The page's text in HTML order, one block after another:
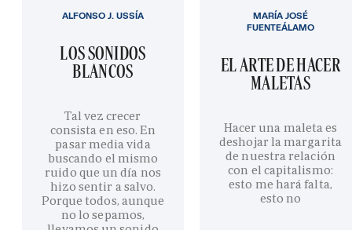
LOS SONIDOS
BLANCOS
Tal vez crecer
consista en eso. En
pasar media vida
buscando el mismo
ruido que un día nos
hizo sentir a salvo.
Porque todos, aunque
no lo sepamos,
ALFONSO J. USSÍA
EL ARTE DE HACER
MALETAS
Hacer una maleta es
deshojar la margarita
de nuestra relación
con el capitalismo:
esto me hará falta,
esto no
MARÍA JOSÉ
FUENTEÁLAMO